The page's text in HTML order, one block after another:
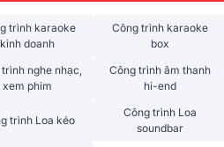
trình karaoke
kinh doanh
Công trình karaoke
box
nghe nhạc,
xem phim
Công trình âm thanh
hi-end
trình Loa kéo
Công trình Loa
soundbar